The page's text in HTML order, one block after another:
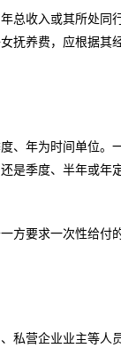
总收入或其所处
抚养费，应根据其
、年为时间单位
是季度、半年或
方要求一次性给
私营企业业主等人